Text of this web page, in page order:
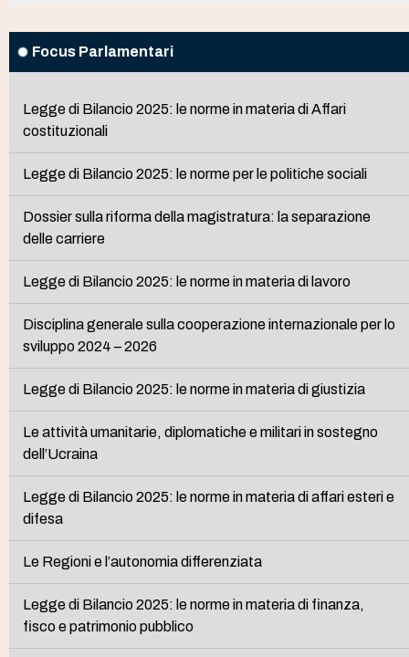
Focus Parlamentari
Legge di Bilancio 2025: le norme in materia di Affari
costituzionali
Legge di Bilancio 2025: le norme per le politiche sociali
Dossier sulla riforma della magistratura: la separazione
delle carriere
Legge di Bilancio 2025: le norme in materia di lavoro
Disciplina generale sulla cooperazione internazionale per lo
sviluppo 2024 – 2026
Legge di Bilancio 2025: le norme in materia di giustizia
Le attività umanitarie, diplomatiche e militari in sostegno
dell’Ucraina
Legge di Bilancio 2025: le norme in materia di affari esteri e
difesa
Le Regioni e l’autonomia differenziata
Legge di Bilancio 2025: le norme in materia di finanza,
fisco e patrimonio pubblico